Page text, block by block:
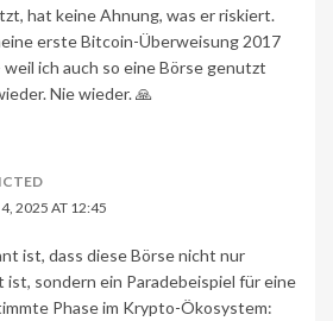
hat keine Ahnung, was er riskiert.
erste Bitcoin-Überweisung 2017
ich auch so eine Börse genutzt
Nie wieder. 🙏
2025 AT 12:45
ist, dass diese Börse nicht nur
ist, sondern ein Paradebeispiel für eine
Phase im Krypto-Ökosystem: